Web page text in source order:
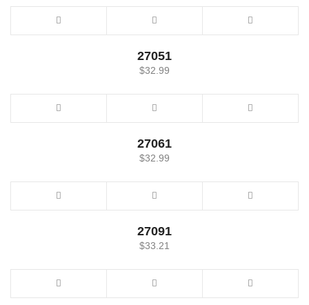
27051
$32.99
27061
$32.99
27091
$33.21